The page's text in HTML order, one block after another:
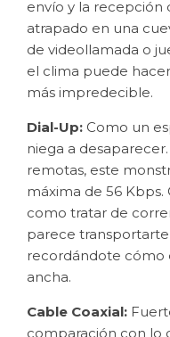
envío y la recepción
atrapado en una
de videollamada o
el clima puede
más impredecible.
Dial-Up: Como un
niega a
remotas, este
máxima de 56
como tratar de
parece
recordándote cómo
ancha.
Cable Coaxial:
comparación con lo